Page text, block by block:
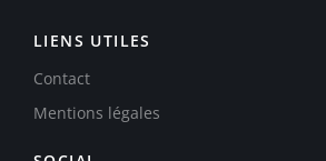
LIENS UTILES
Contact
Mentions légales